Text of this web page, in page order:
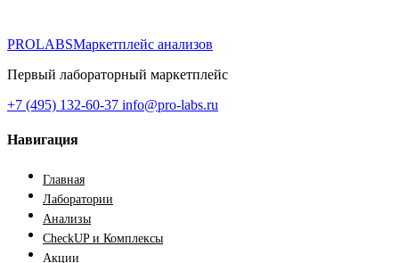
PROLABSМаркетплейс анализов
Первый лабораторный маркетплейс
+7 (495) 132-60-37 info@pro-labs.ru
Навигация
Главная
Лаборатории
Анализы
CheckUP и Комплексы
Акции